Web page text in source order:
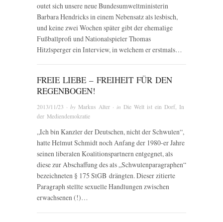
outet sich unsere neue Bundesumweltministerin
Barbara Hendricks in einem Nebensatz als lesbisch,
und keine zwei Wochen später gibt der ehemalige
Fußballprofi und Nationalspieler Thomas
Hitzlsperger ein Interview, in welchem er erstmals…
FREIE LIEBE – FREIHEIT FÜR DEN
REGENBOGEN!
2013/11/23 · by Markus Alter · in Die Welt ist ein Dorf In
der Mediendemokratie
„Ich bin Kanzler der Deutschen, nicht der Schwulen“,
hatte Helmut Schmidt noch Anfang der 1980-er Jahre
seinen liberalen Koalitionspartnern entgegnet, als
diese zur Abschaffung des als „Schwulenparagraphen“
bezeichneten § 175 StGB drängten. Dieser zitierte
Paragraph stellte sexuelle Handlungen zwischen
erwachsenen (!)…